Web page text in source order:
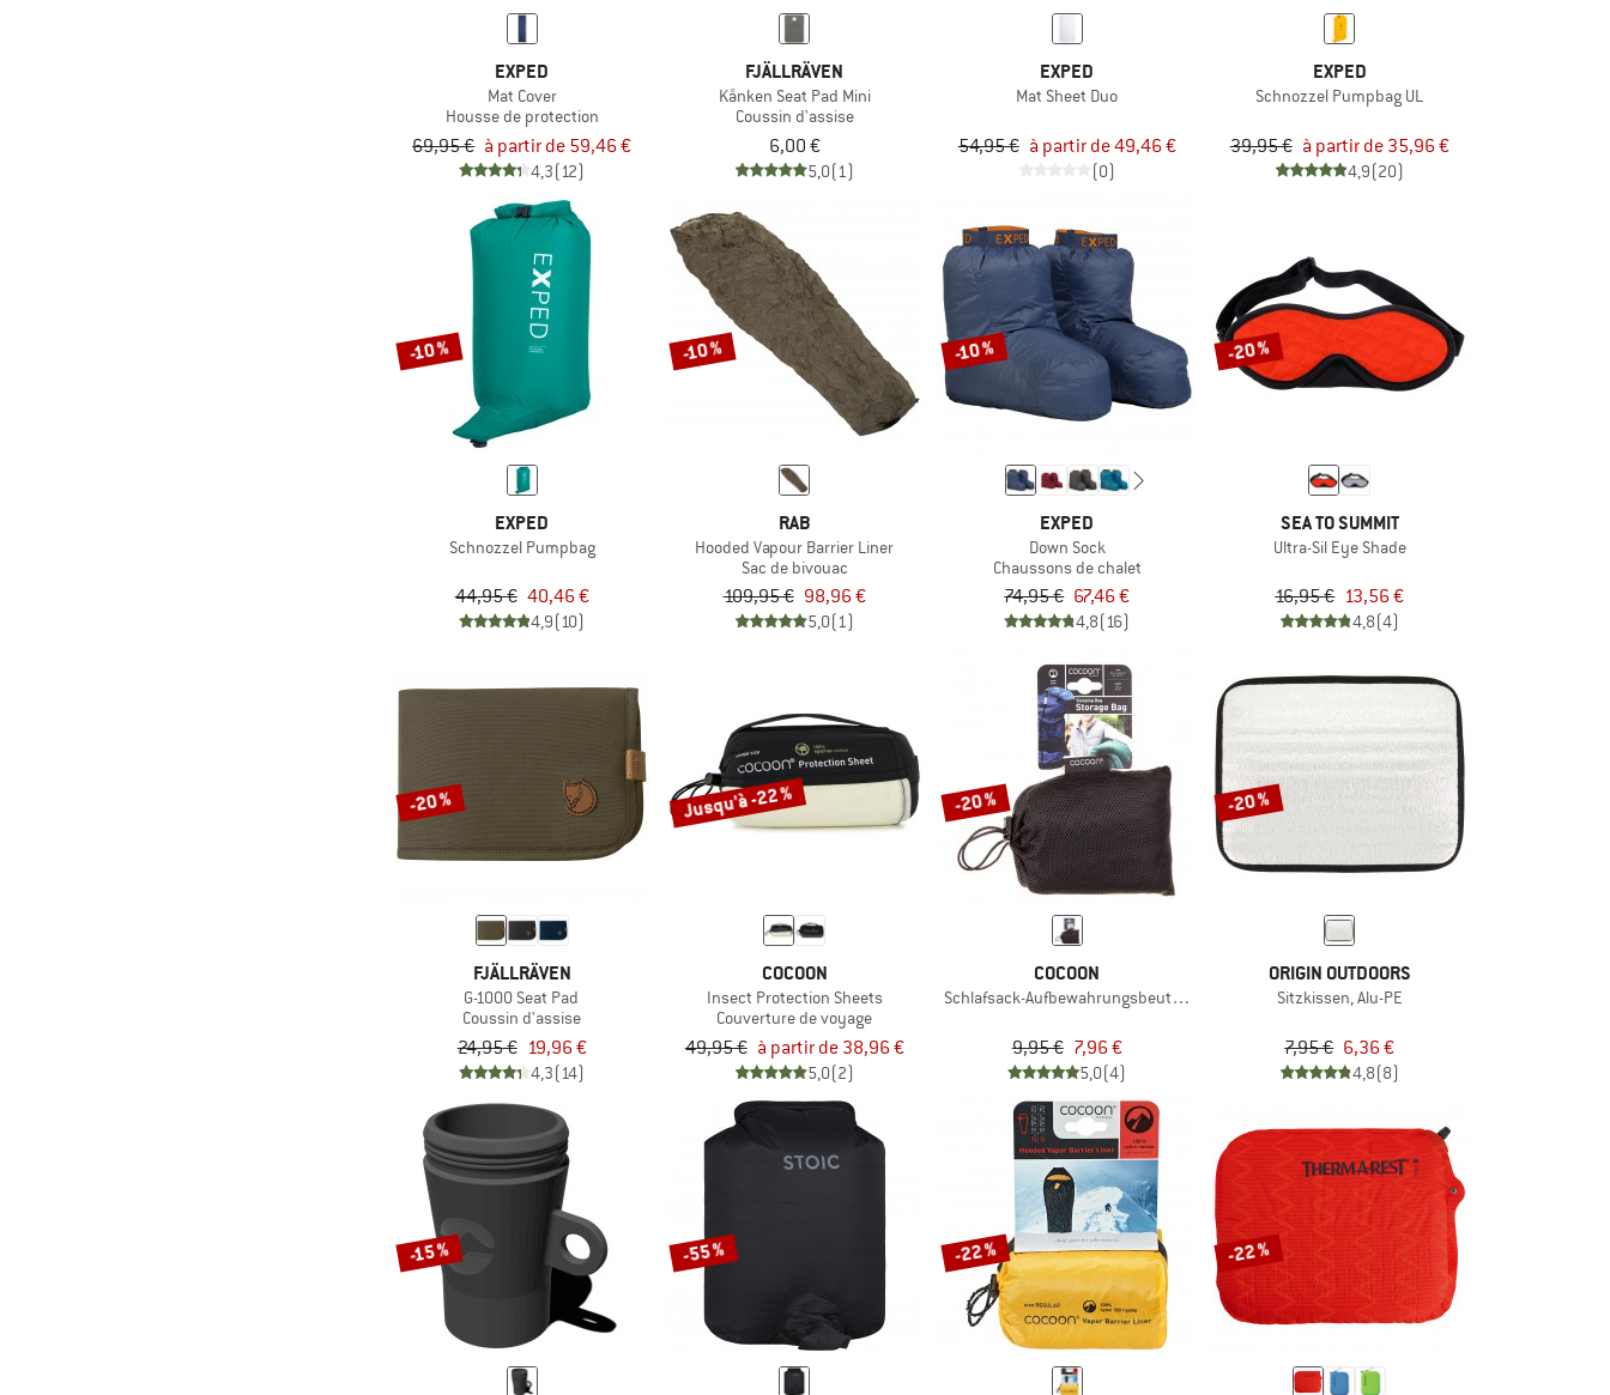
EXPED
Mat Cover
Housse de protection
69,95 € à partir de 59,46 €
4,3(12)
FJÄLLRÄVEN
Kånken Seat Pad Mini
Coussin d'assise
6,00 €
5,0(1)
EXPED
Mat Sheet Duo
54,95 € à partir de 49,46 €
(0)
EXPED
Schnozzel Pumpbag UL
39,95 € à partir de 35,96 €
4,9(20)
-10 %
EXPED
Schnozzel Pumpbag
44,95 € 40,46 €
4,9(10)
-10 %
RAB
Hooded Vapour Barrier Liner
Sac de bivouac
109,95 € 98,96 €
5,0(1)
-10 %
EXPED
Down Sock
Chaussons de chalet
74,95 € 67,46 €
4,8(16)
-20 %
SEA TO SUMMIT
Ultra-Sil Eye Shade
16,95 € 13,56 €
4,8(4)
-20 %
FJÄLLRÄVEN
G-1000 Seat Pad
Coussin d'assise
24,95 € 19,96 €
4,3(14)
Jusqu'à -22 %
COCOON
Insect Protection Sheets
Couverture de voyage
49,95 € à partir de 38,96 €
5,0(2)
-20 %
COCOON
Schlafsack-Aufbewahrungsbeutel Mesh
9,95 € 7,96 €
5,0(4)
-20 %
ORIGIN OUTDOORS
Sitzkissen, Alu-PE
7,95 € 6,36 €
4,8(8)
-15 % -55 % -22 % -22 %